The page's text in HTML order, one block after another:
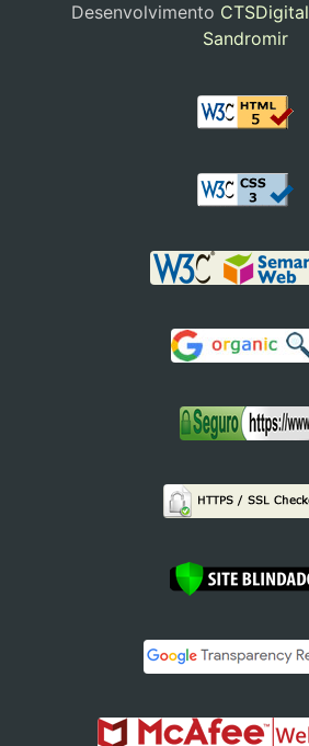
Desenvolvimento CTSDigital
Sandromir